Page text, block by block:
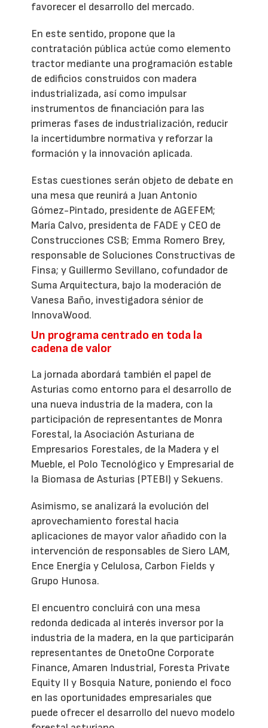
favorecer el desarrollo del mercado.
En este sentido, propone que la
contratación pública actúe como elemento
tractor mediante una programación estable
de edificios construidos con madera
industrializada, así como impulsar
instrumentos de financiación para las
primeras fases de industrialización, reducir
la incertidumbre normativa y reforzar la
formación y la innovación aplicada.
Estas cuestiones serán objeto de debate en
una mesa que reunirá a Juan Antonio
Gómez-Pintado, presidente de AGEFEM;
María Calvo, presidenta de FADE y CEO de
Construcciones CSB; Emma Romero Brey,
responsable de Soluciones Constructivas de
Finsa; y Guillermo Sevillano, cofundador de
Suma Arquitectura, bajo la moderación de
Vanesa Baño, investigadora sénior de
InnovaWood.
Un programa centrado en toda la
cadena de valor
La jornada abordará también el papel de
Asturias como entorno para el desarrollo de
una nueva industria de la madera, con la
participación de representantes de Monra
Forestal, la Asociación Asturiana de
Empresarios Forestales, de la Madera y el
Mueble, el Polo Tecnológico y Empresarial de
la Biomasa de Asturias (PTEBI) y Sekuens.
Asimismo, se analizará la evolución del
aprovechamiento forestal hacia
aplicaciones de mayor valor añadido con la
intervención de responsables de Siero LAM,
Ence Energía y Celulosa, Carbon Fields y
Grupo Hunosa.
El encuentro concluirá con una mesa
redonda dedicada al interés inversor por la
industria de la madera, en la que participarán
representantes de OnetoOne Corporate
Finance, Amaren Industrial, Foresta Private
Equity II y Bosquia Nature, poniendo el foco
en las oportunidades empresariales que
puede ofrecer el desarrollo del nuevo modelo